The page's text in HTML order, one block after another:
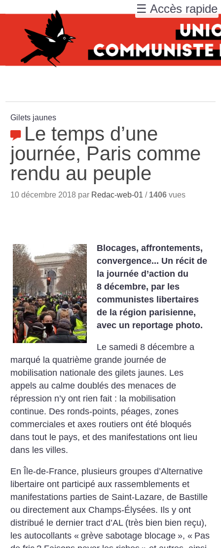
Gilets jaunes
Le temps d’une
journée, Paris comme
rendu au peuple
10 décembre 2018 par Redac-web-01 / 1406 vues
Blocages, affrontements,
convergence... Un récit de
la journée d’action du
8 décembre, par les
communistes libertaires
de la région parisienne,
avec un reportage photo.
Le samedi 8 décembre a
marqué la quatrième grande journée de
mobilisation nationale des gilets jaunes. Les
appels au calme doublés des menaces de
répression n’y ont rien fait : la mobilisation
continue. Des ronds-points, péages, zones
commerciales et axes routiers ont été bloqués
dans tout le pays, et des manifestations ont lieu
dans les villes.
En Île-de-France, plusieurs groupes d’Alternative
libertaire ont participé aux rassemblements et
manifestations parties de Saint-Lazare, de Bastille
ou directement aux Champs-Élysées. Ils y ont
distribué le dernier tract d’AL (très bien bien reçu),
les autocollants « grève sabotage blocage », « Pas
☰ Accès rapide